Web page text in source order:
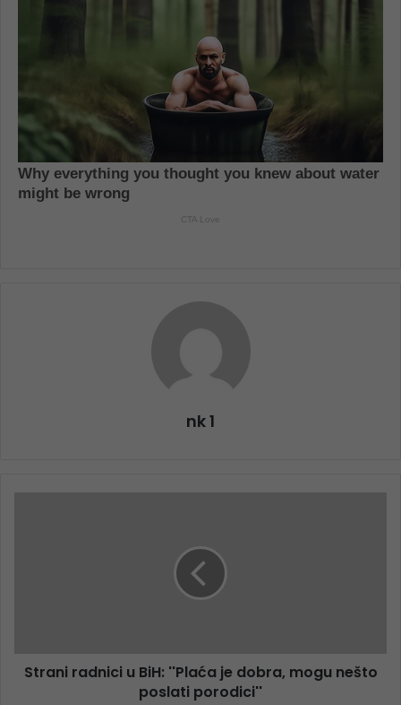
nk 1
Strani radnici u BiH: ''Plaća je dobra, mogu nešto
poslati porodici''